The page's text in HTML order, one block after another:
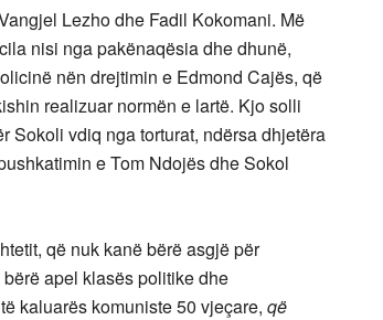
Lezho dhe Fadil Kokomani. Më
nisi nga pakënaqësia dhe dhunë,
nën drejtimin e Edmond Cajës, që
realizuar normën e lartë. Kjo solli
Sokoli vdiq nga torturat, ndërsa dhjetëra
e Tom Ndojës dhe Sokol
që nuk kanë bërë asgjë për
apel klasës politike dhe
kaluarës komuniste 50 vjeçare, që